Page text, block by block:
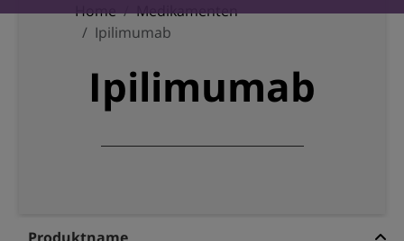
Home
Medikamenten
Ipilimumab
Ipilimumab